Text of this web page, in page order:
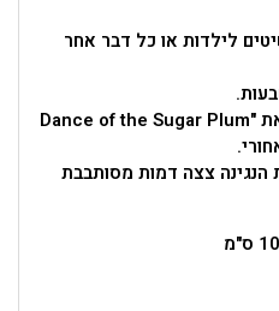
לילדות או כל דבר אחר
תיבת הנגינה צבעונית ומנגנת את "Dance of the Sugar Plum
צצה דמות מסותבבת